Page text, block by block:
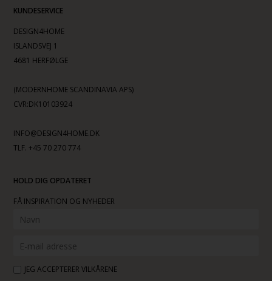
KUNDESERVICE
DESIGN4HOME
ISLANDSVEJ 1
4681 HERFØLGE
(MODERNHOME SCANDINAVIA APS)
CVR:DK10103924
INFO@DESIGN4HOME.DK
TLF. +45 70 270 774
HOLD DIG OPDATERET
FÅ INSPIRATION OG NYHEDER
JEG ACCEPTERER VILKÅRENE